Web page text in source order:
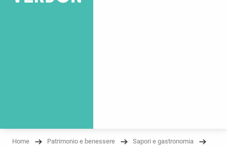
Home Patrimonio e benessere
Sapori e gastronomia